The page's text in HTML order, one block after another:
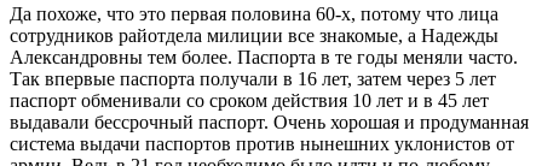
Да похоже, что это первая половина 60-х, потому что лица
сотрудников райотдела милиции все знакомые, а Надежды
Александровны тем более. Паспорта в те годы меняли часто.
Так впервые паспорта получали в 16 лет, затем через 5 лет
паспорт обменивали со сроком действия 10 лет и в 45 лет
выдавали бессрочный паспорт. Очень хорошая и продуманная
система выдачи паспортов против нынешних уклонистов от